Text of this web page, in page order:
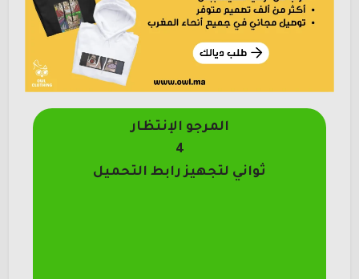
المرجو الإنتظار
4
ثواني لتجهيز رابط التحميل